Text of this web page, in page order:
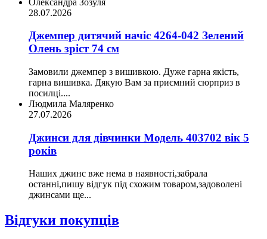
28.07.2026
Джемпер дитячий начіс 4264-042 Зелений
Олень зріст 74 см
Замовили джемпер з вишивкою. Дуже гарна якість,
гарна вишивка. Дякую Вам за приємний сюрприз в
посилці....
Людмила Маляренко
27.07.2026
Джинси для дівчинки Модель 403702 вік 5
років
Наших джинс вже нема в наявності,забрала
останні,пишу відгук під схожим товаром,задоволені
джинсами ще...
Відгуки покупців